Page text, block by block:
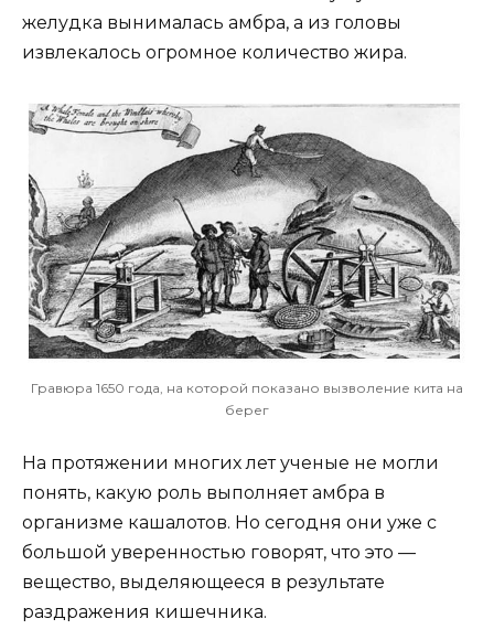
желудка вынималась амбра, а из головы
извлекалось огромное количество жира.
Гравюра 1650 года, на которой показано вызволение кита на
берег
На протяжении многих лет ученые не могли
понять, какую роль выполняет амбра в
организме кашалотов. Но сегодня они уже с
большой уверенностью говорят, что это —
вещество, выделяющееся в результате
раздражения кишечника.